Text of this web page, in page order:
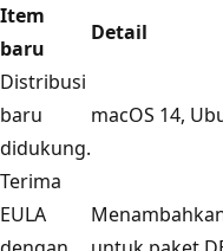
Item
baru
Detail
Distribusi
baru
didukung.
macOS 14,
Terima
EULA